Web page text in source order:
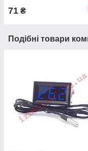
71 ₴
Подібні товари